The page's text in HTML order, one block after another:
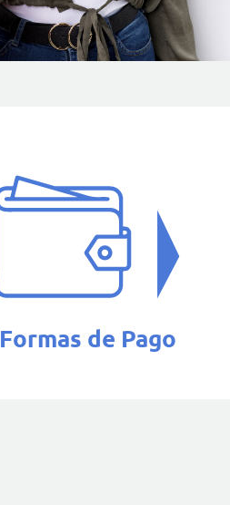
Formas de Pago